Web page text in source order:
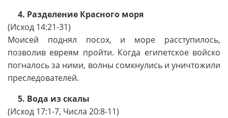
4. Разделение Красного моря
(Исход 14:21-31)
Моисей поднял посох, и море расступилось,
позволив евреям пройти. Когда египетское войско
погналось за ними, волны сомкнулись и уничтожили
преследователей.
5. Вода из скалы
(Исход 17:1-7, Числа 20:8-11)